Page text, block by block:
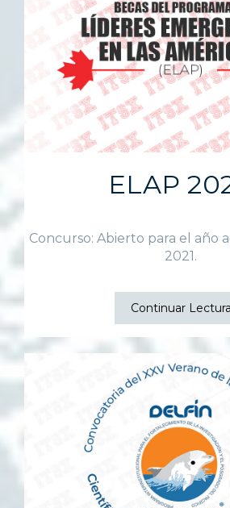
ELAP
Concurso: Abierto para el año
2021.
Continuar Lectura